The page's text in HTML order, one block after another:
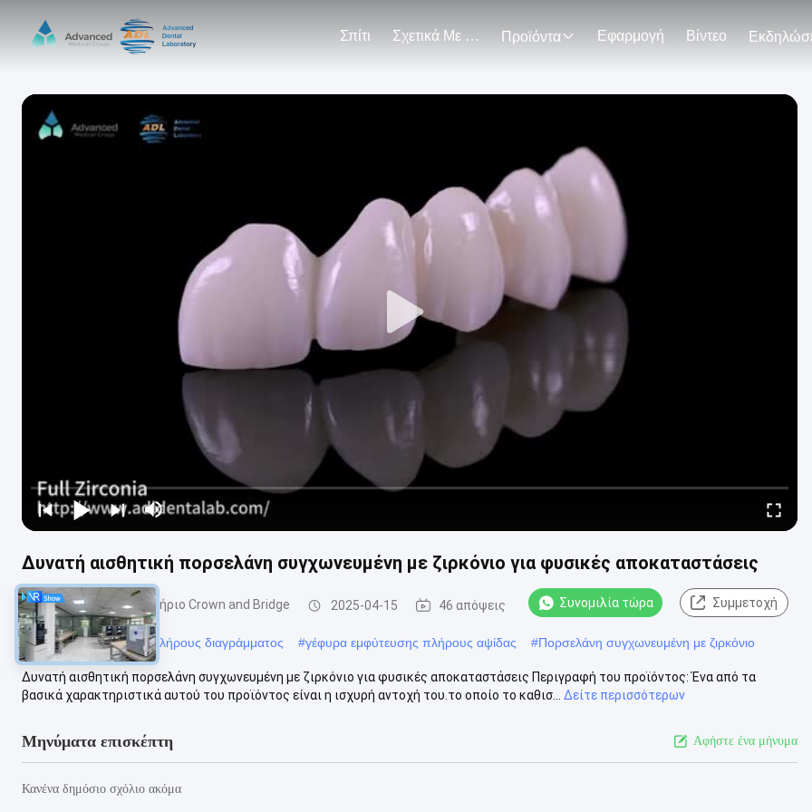
Σπίτι Σχετικά Με Εμάς Προϊόντα Εφαρμογή Βίντεο
Δυνατή αισθητική πορσελάνη συγχωνευμένη με ζιρκόνιο για φυσικές αποκαταστάσεις
Δοντιατρικό εργαστήριο Crown and Bridge 2025-04-15 46 απόψεις Συνομιλία τώρα Συμμετοχή
#γέφυρα από ζιρκόνιο πλήρους διαγράμματος #γέφυρα εμφύτευσης πλήρους αψίδας #Πορσελάνη συγχωνευμένη με ζιρκόνιο
Δυνατή αισθητική πορσελάνη συγχωνευμένη με ζιρκόνιο για φυσικές αποκαταστάσεις Περιγραφή του προϊόντος: Ένα από τα
βασικά χαρακτηριστικά αυτού του προϊόντος είναι η ισχυρή αντοχή του.το οποίο το καθισ...
Δείτε περισσότερων
Μηνύματα επισκέπτη Αφήστε ένα μήνυμα
Κανένα δημόσιο σχόλιο ακόμα